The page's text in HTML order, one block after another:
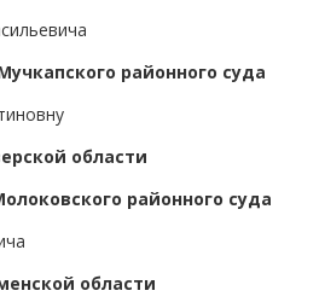
районного суда
области
районного суда
области